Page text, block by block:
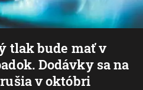
tlak bude mať v
Dodávky sa na
v októbri